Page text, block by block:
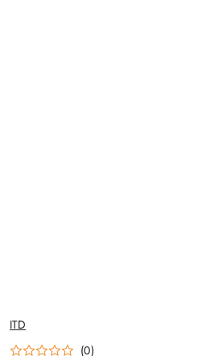
NAZWA
PRODUCENTA:
ITD
(0)